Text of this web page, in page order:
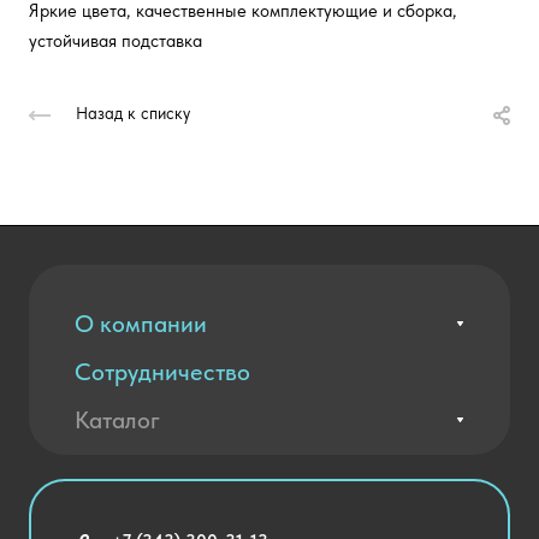
Яркие цвета, качественные комплектующие и сборка,
устойчивая подставка
Назад к списку
О компании
Вакансии
Контакты
Благодарственные письма
Сотрудничество
Оплата и доставка
Каталог